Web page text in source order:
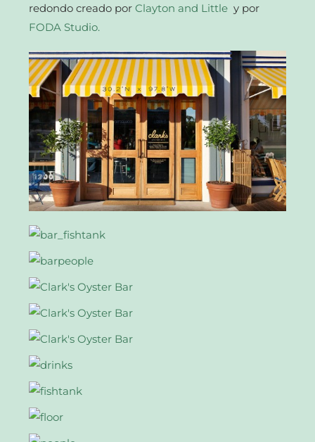
redondo creado porClayton and Little y por
FODA Studio.